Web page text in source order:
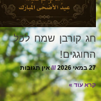
חג קורבן שמח לכל
החוגגים!
27 במאי 2026 אין תגובות
קרא עוד »